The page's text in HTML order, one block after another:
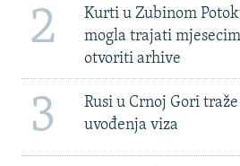
2
Kurti u Zubinom
mogla trajati
otvoriti arhive
3
Rusi u Crnoj Gori
uvođenja viza